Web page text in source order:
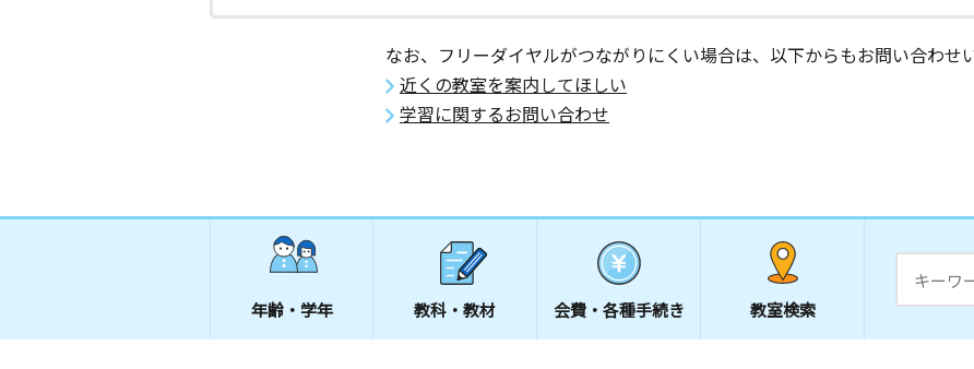
なお、フリーダイヤルがつながりにくい場合は、以下からもお問い合わせ
近くの教室を案内してほしい
学習に関するお問い合わせ
年齢・学年 教科・教材 会費・ 各種手続き 教室検索